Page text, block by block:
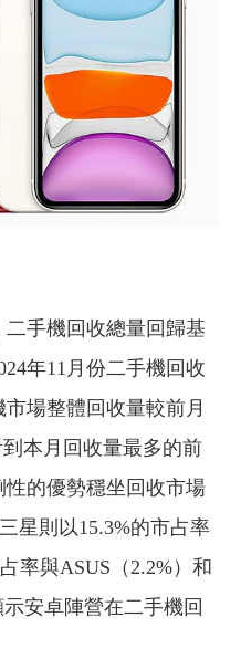
手機回收總量回歸基
年11月份二手機回收
場整體回收量較前月
本月回收量最多的前
的優勢穩坐回收市場
星則以15.3%的市占率
率與ASUS（2.2%）和
安卓陣營在二手機回